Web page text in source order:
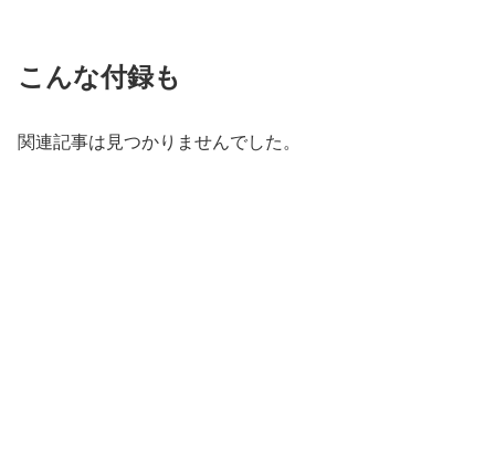
こんな付録も
関連記事は見つかりませんでした。